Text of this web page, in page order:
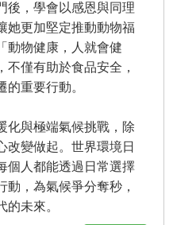
，學會以感恩與同理
她更加堅定推動動物福
動物健康，人就會健
不僅有助於食品安全，
重要行動。
與極端氣候挑戰，除
改變做起。世界環境日
個人都能透過日常選擇
，為氣候爭分奪秒，
未來。